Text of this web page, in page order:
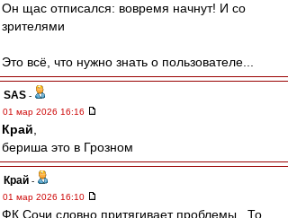
Он щас отписался: вовремя начнут! И со
зрителями
Это всё, что нужно знать о пользователе...
SAS -
01 мар 2026 16:16
Край
бериша это в Грозном
Край -
01 мар 2026 16:10
ФК Сочи словно притягивает проблемы.. То